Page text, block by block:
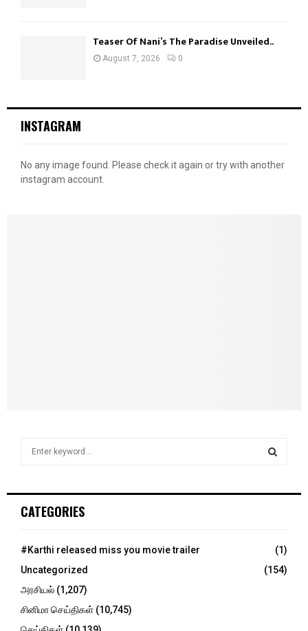
Teaser Of Nani’s The Paradise Unveiled..
August 7, 2026 0
INSTAGRAM
No any image found. Please check it again or try with another
instagram account.
h
o
:
CATEGORIES
#Karthi released miss you movie trailer
(1)
Uncategorized
(154)
அரசியல் (1,207)
சினிமா செய்திகள் (10,745)